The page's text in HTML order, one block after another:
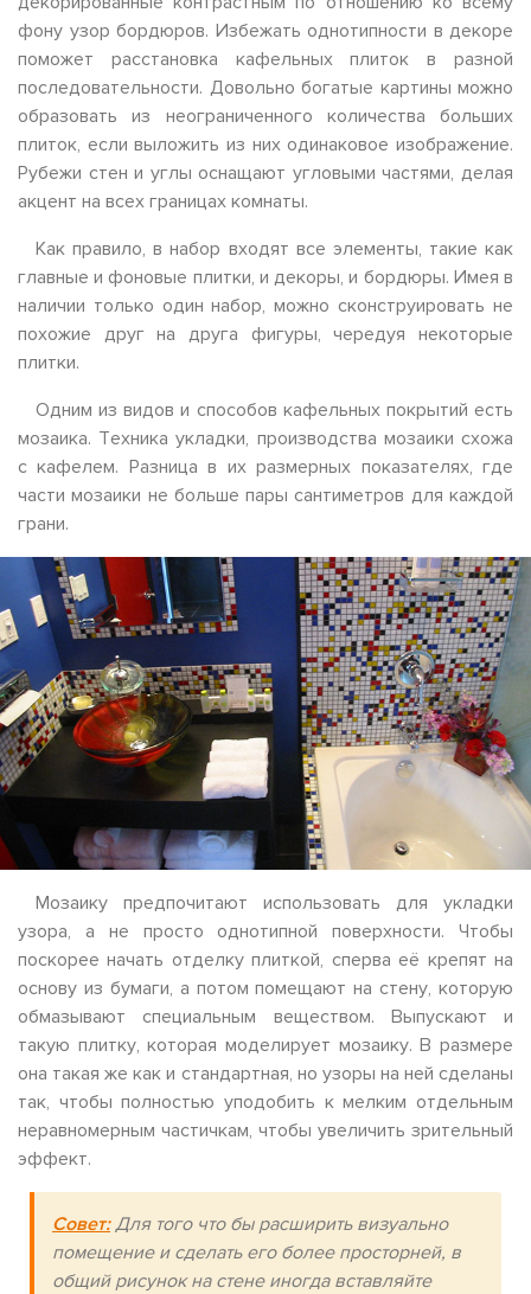
фону узор бордюров. Избежать однотипности в декоре
поможет расстановка кафельных плиток в разной
последовательности. Довольно богатые картины можно
образовать из неограниченного количества больших
плиток, если выложить из них одинаковое изображение.
Рубежи стен и углы оснащают угловыми частями, делая
акцент на всех границах комнаты.
Как правило, в набор входят все элементы, такие как
главные и фоновые плитки, и декоры, и бордюры. Имея в
наличии только один набор, можно сконструировать не
похожие друг на друга фигуры, чередуя некоторые
плитки.
Одним из видов и способов кафельных покрытий есть
мозаика. Техника укладки, производства мозаики схожа
с кафелем. Разница в их размерных показателях, где
части мозаики не больше пары сантиметров для каждой
грани.
Мозаику предпочитают использовать для укладки
узора, а не просто однотипной поверхности. Чтобы
поскорее начать отделку плиткой, сперва её крепят на
основу из бумаги, а потом помещают на стену, которую
обмазывают специальным веществом. Выпускают и
такую плитку, которая моделирует мозаику. В размере
она такая же как и стандартная, но узоры на ней сделаны
так, чтобы полностью уподобить к мелким отдельным
неравномерным частичкам, чтобы увеличить зрительный
эффект.
Совет:Для того что бы расширить визуально
помещение и сделать его более просторней, в
общий рисунок на стене иногда вставляйте